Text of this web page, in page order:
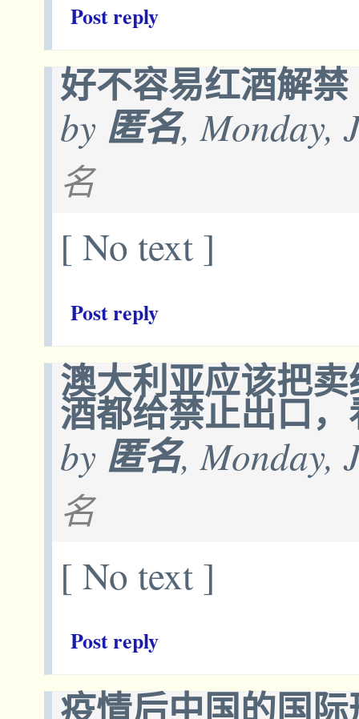
Post reply
好不容易红酒解禁
by 匿名, Monday,
名
[ No text ]
Post reply
澳大利亚应该把
酒都给禁止出口
by 匿名, Monday,
名
[ No text ]
Post reply
疫情后中国的国